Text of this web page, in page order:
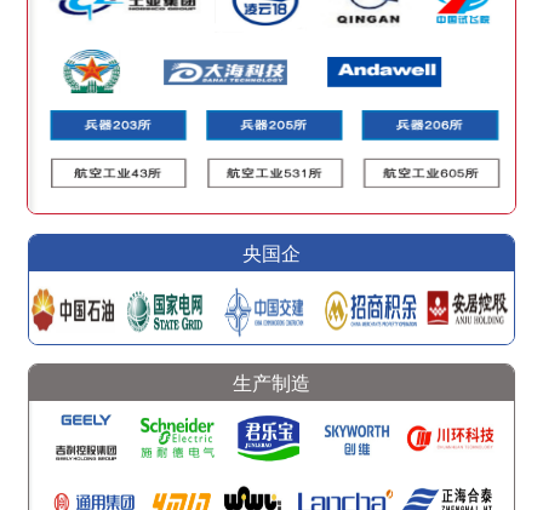
央国企
生产制造